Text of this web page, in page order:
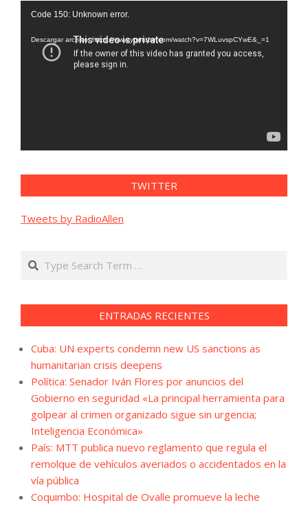
Reproductor
vídeo
Code 150: Unknown error.
Descargar archivo: https://www.youtube.com/watch?v=7WLuvspCYwE&_=1
TWITTER
Tweets by RadioAllen
Search
ENTRADAS RECIENTES
Cuba: UN experts condemn new US sanctions as
humanitarian crisis deepens
Política: Senador Iván Flores por anuncios del
Gobierno en seguridad «La principal herramienta para
golpear al crimen organizado sigue sin urgencia;
Inteligencia Económica»
País: MTT publica nuevo reglamento que regula el
remolque de vehículos averiados o accidentados en la
vía pública
Coquimbo: Hospital de Ovalle promueve la leche